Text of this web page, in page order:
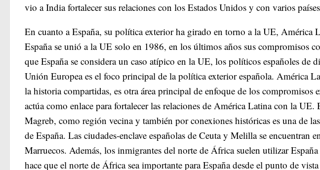
vio a India fortalecer sus relaciones con los Estados Unidos y con varios
En cuanto a España, su política exterior ha girado en torno a la UE,
España se unió a la UE solo en 1986, en los últimos años sus compromisos
que España se considera un caso atípico en la UE, los políticos españoles de
Unión Europea es el foco principal de la política exterior española. América
la historia compartidas, es otra área principal de enfoque de los compromisos
actúa como enlace para fortalecer las relaciones de América Latina con la
Magreb, como región vecina y también por conexiones históricas es una de
de España. Las ciudades-enclave españolas de Ceuta y Melilla se
Marruecos. Además, los inmigrantes del norte de África suelen utilizar
hace que el norte de África sea importante para España desde el punto de